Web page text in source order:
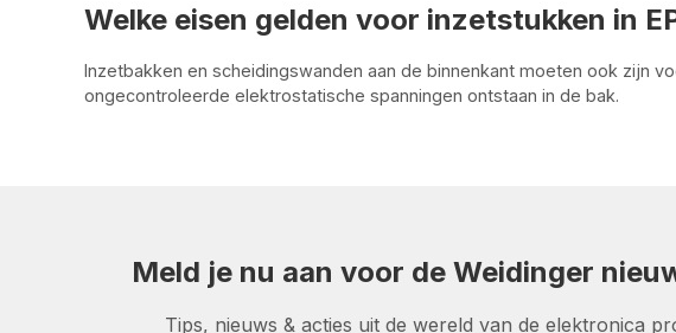
Welke eisen gelden voor inzetstukken in
Inzetbakken en scheidingswanden aan de binnenkant moeten ook zijn
ongecontroleerde elektrostatische spanningen ontstaan in de bak.
Meld je nu aan voor de Weidinger
Tips, nieuws & acties uit de wereld van de elektronica